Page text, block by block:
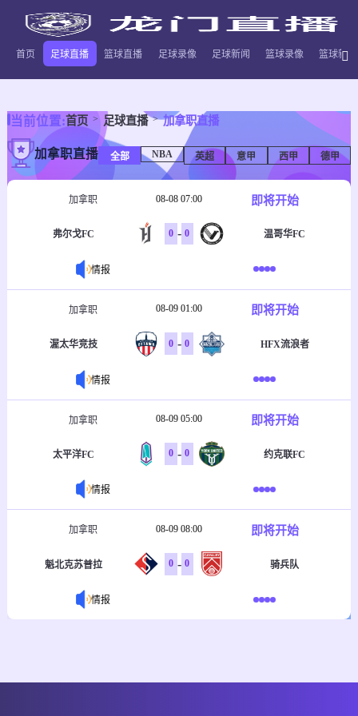
首页 足球直播 篮球直播 足球录像 足球新闻 篮球录像 篮球新闻
当前位置:首页 足球直播 加拿职直播
加拿职直播 全部 NBA 英超 意甲 西甲 德甲
加拿职 08-08 07:00 即将开始
弗尔戈FC 0 - 0 温哥华FC
情报
加拿职 08-09 01:00 即将开始
渥太华竞技 0 - 0 HFX流浪者
情报
加拿职 08-09 05:00 即将开始
太平洋FC 0 - 0 约克联FC
情报
加拿职 08-09 08:00 即将开始
魁北克苏普拉 0 - 0 骑兵队
情报